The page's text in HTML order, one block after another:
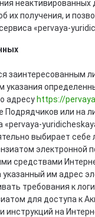
их получения, и
«pervaya-
заинтересованным
указания
адресу https://
Подрядчиков или на
выбирает
электронной
средствами
им адрес
требования к
для доступа к
на